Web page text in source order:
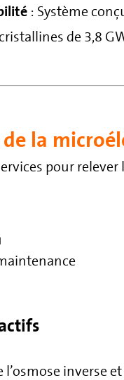
: Système
de 3,8
la
pour relever
inverse